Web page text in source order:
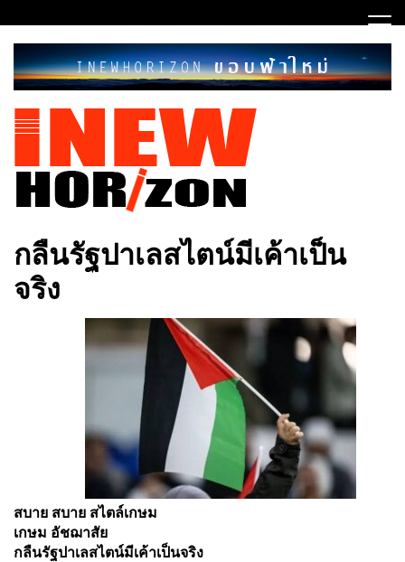
to
content
INEWHORIZON
กลืนรัฐปาเลสไตน์มีเค้าเป็น
จริง
สบาย สบาย สไตล์เกษม
เกษม อัชฌาสัย
กลืนรัฐปาเลสไตน์มีเค้าเป็นจริง